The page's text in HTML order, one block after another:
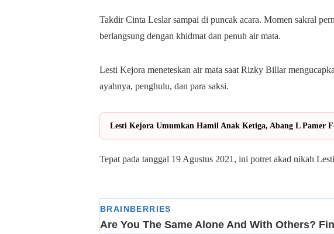
Takdir Cinta Leslar sampai di puncak acara. Momen sakral
berlangsung dengan khidmat dan penuh air mata.
Lesti Kejora meneteskan air mata saat Rizky Billar
ayahnya, penghulu, dan para saksi.
Lesti Kejora Umumkan Hamil Anak Ketiga, Abang L Pamer
Tepat pada tanggal 19 Agustus 2021, ini potret akad nikah